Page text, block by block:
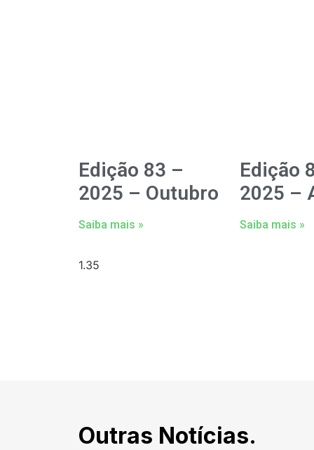
Edição 83 –
2025 – Outubro
Saiba mais »
Edição
2025 –
Saiba mais »
Outras Notícias.